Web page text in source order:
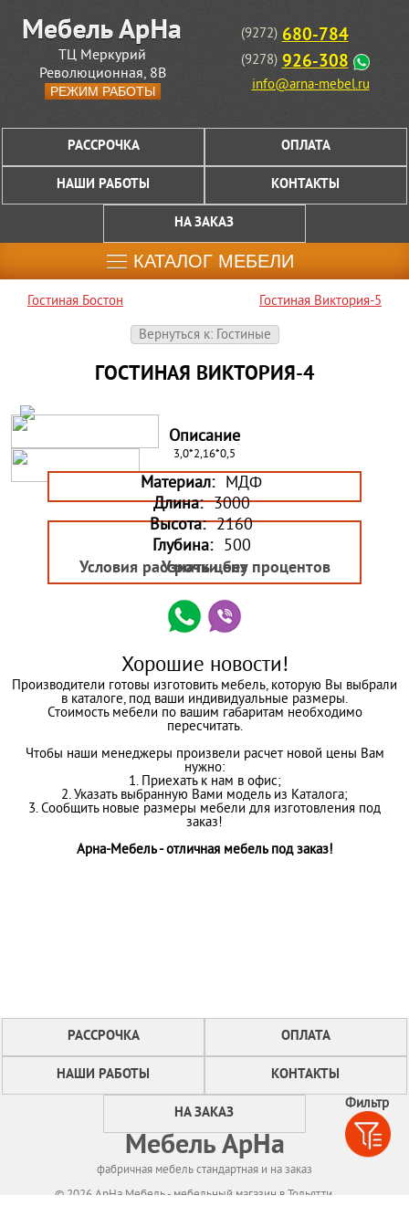
Фильтр
ТЦ Меркурий
Революционная, 8В
РЕЖИМ РАБОТЫ
(9272) 680-784
(9278) 926-308
info@arna-mebel.ru
РАССРОЧКА ОПЛАТА
НАШИ РАБОТЫ КОНТАКТЫ
НА ЗАКАЗ
КАТАЛОГ МЕБЕЛИ
Гостиная Бостон
Гостиная Виктория-5
Вернуться к: Гостиные
ГОСТИНАЯ ВИКТОРИЯ-4
Описание
3,0*2,16*0,5
Материал: МДФ
Длина: 3000
Высота: 2160
Глубина: 500
Узнать цену
Условия рассрочки без процентов
Хорошие новости!
Производители готовы изготовить мебель, которую Вы выбрали
в каталоге, под ваши индивидуальные размеры.
Стоимость мебели по вашим габаритам необходимо
пересчитать.
Чтобы наши менеджеры произвели расчет новой цены Вам
нужно:
1. Приехать к нам в офис;
2. Указать выбранную Вами модель из Каталога;
3. Сообщить новые размеры мебели для изготовления под
заказ!
Арна-Мебель - отличная мебель под заказ!
РАССРОЧКА ОПЛАТА
НАШИ РАБОТЫ КОНТАКТЫ
НА ЗАКАЗ
Мебель АрНа
фабричная мебель стандартная и на заказ
© 2026 АрНа Мебель - мебельный магазин в Тольятти